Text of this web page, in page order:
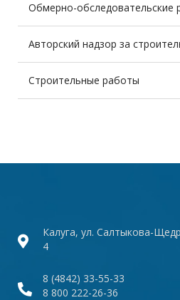
Обмерно-обследовательские
Авторский надзор за
Строительные работы
Калуга, ул. Салтыкова-
4
8 (4842) 33-55-33
8 800 222-26-36